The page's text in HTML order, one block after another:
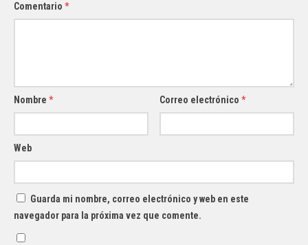
Comentario *
Nombre * Correo electrónico*
Web
Guarda mi nombre, correo electrónico y web en este
navegador para la próxima vez que comente.